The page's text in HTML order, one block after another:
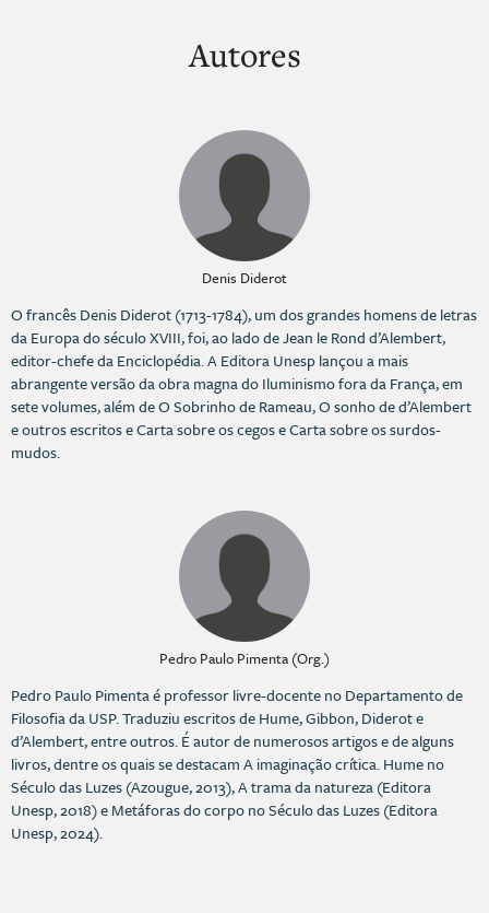
Autores
Denis Diderot
O francês Denis Diderot (1713-1784), um dos grandes homens de letras
da Europa do século XVIII, foi, ao lado de Jean le Rond d’Alembert,
editor-chefe da Enciclopédia. A Editora Unesp lançou a mais
abrangente versão da obra magna do Iluminismo fora da França, em
sete volumes, além de O Sobrinho de Rameau, O sonho de d’Alembert
e outros escritos e Carta sobre os cegos e Carta sobre os surdos-
mudos.
Pedro Paulo Pimenta (Org.)
Pedro Paulo Pimenta é professor livre-docente no Departamento de
Filosofia da USP. Traduziu escritos de Hume, Gibbon, Diderot e
d’Alembert, entre outros. É autor de numerosos artigos e de alguns
livros, dentre os quais se destacam A imaginação crítica. Hume no
Século das Luzes (Azougue, 2013), A trama da natureza (Editora
Unesp, 2018) e Metáforas do corpo no Século das Luzes (Editora
Unesp, 2024).